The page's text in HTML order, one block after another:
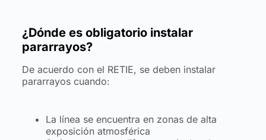
¿Dónde es obligatorio instalar
pararrayos?
De acuerdo con el RETIE, se deben instalar
pararrayos cuando:
La línea se encuentra en zonas de alta
exposición atmosférica